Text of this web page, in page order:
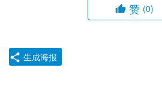
赞 (0)
生成海报